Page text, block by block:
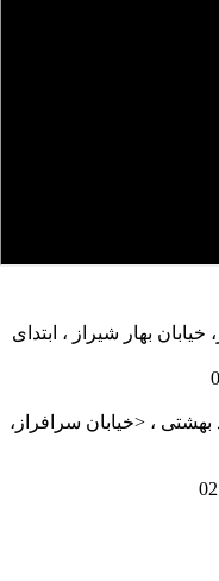
بهار شیراز ، ابتدای
بهشتی ، <خیابان سرافراز،